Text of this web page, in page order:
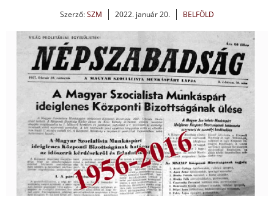
Szerző:SZM 2022. január 20. BELFÖLD